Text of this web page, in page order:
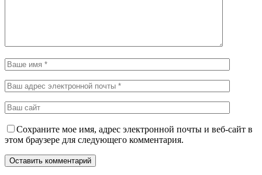
Сохраните мое имя, адрес электронной почты и веб-сайт в
этом браузере для следующего комментария.